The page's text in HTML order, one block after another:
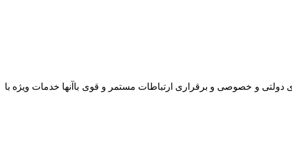
دولتی و خصوصی و برقراری ارتباطات مستمر و قوی باآنها خدمات ویژه با